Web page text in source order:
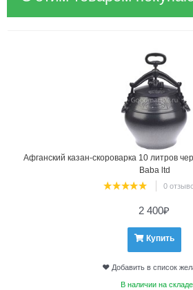
Афганский казан-скороварка 10 литров
Baba ltd
0
2 400₽
Купить
Добавить в список
В наличии на складе